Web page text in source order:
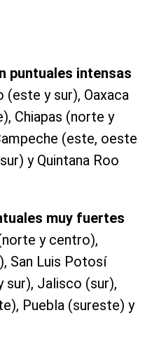
puntuales intensas
(este y sur), Oaxaca
Chiapas (norte y
(este, oeste
y Quintana Roo
muy fuertes
y centro),
San Luis Potosí
Jalisco (sur),
Puebla (sureste) y